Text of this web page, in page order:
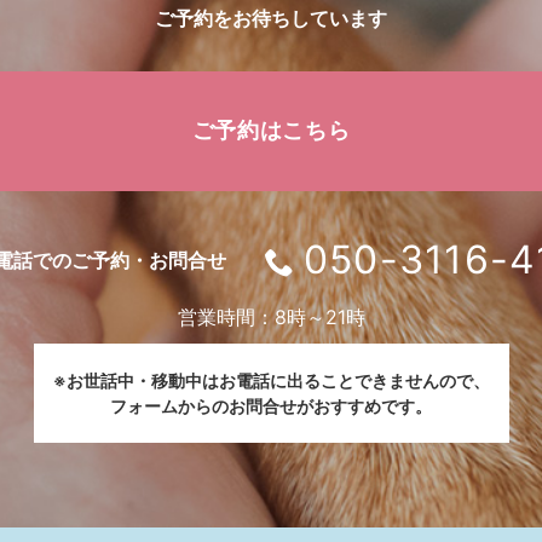
ご予約をお待ちしています
ご予約はこちら
話でのご予約・お問合せ 050-3116-
営業時間：8時～21時
※お世話中・移動中はお電話に出ることできませんので、
フォームからのお問合せがおすすめです。